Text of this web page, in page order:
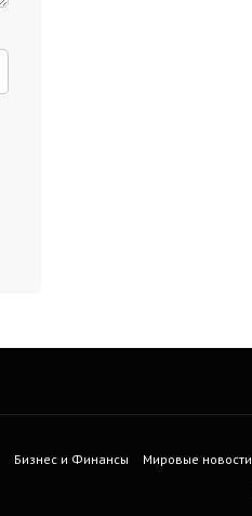
Бизнес и Финансы Мировые новости